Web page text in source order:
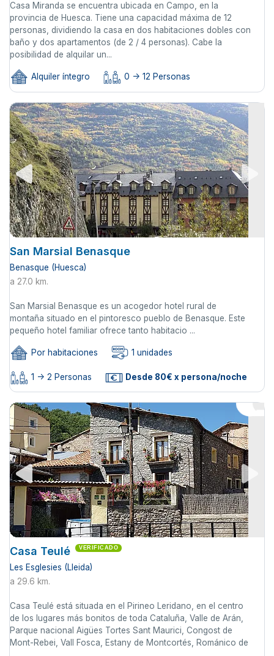
Casa Miranda se encuentra ubicada en Campo, en la
provincia de Huesca. Tiene una capacidad máxima de 12
personas, dividiendo la casa en dos habitaciones dobles con
baño y dos apartamentos (de 2 / 4 personas). Cabe la
posibilidad de alquilar un...
Alquiler íntegro 0 -> 12 Personas
San Marsial Benasque
Benasque (Huesca)
a 27.0 km.
San Marsial Benasque es un acogedor hotel rural de
montaña situado en el pintoresco pueblo de Benasque. Este
pequeño hotel familiar ofrece tanto habitacio ...
Por habitaciones 1 unidades
1 -> 2 Personas Desde 80€ x persona/noche
Casa Teulé VERIFICADO
Les Esglesies (Lleida)
a 29.6 km.
Casa Teulé está situada en el Pirineo Leridano, en el centro
de los lugares más bonitos de toda Cataluña, Valle de Arán,
Parque nacional Aigües Tortes Sant Maurici, Congost de
Mont-Rebei, Vall Fosca, Estany de Montcortés, Románico de